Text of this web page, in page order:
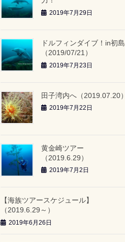
2019年7月29日
ドルフィンダイブ！in初島
（2019/07/21）
2019年7月23日
田子湾内へ（2019.07.20）
2019年7月22日
黄金崎ツアー
（2019.6.29）
2019年7月2日
【海族ツアースケジュール】
（2019.6.29～）
2019年6月26日